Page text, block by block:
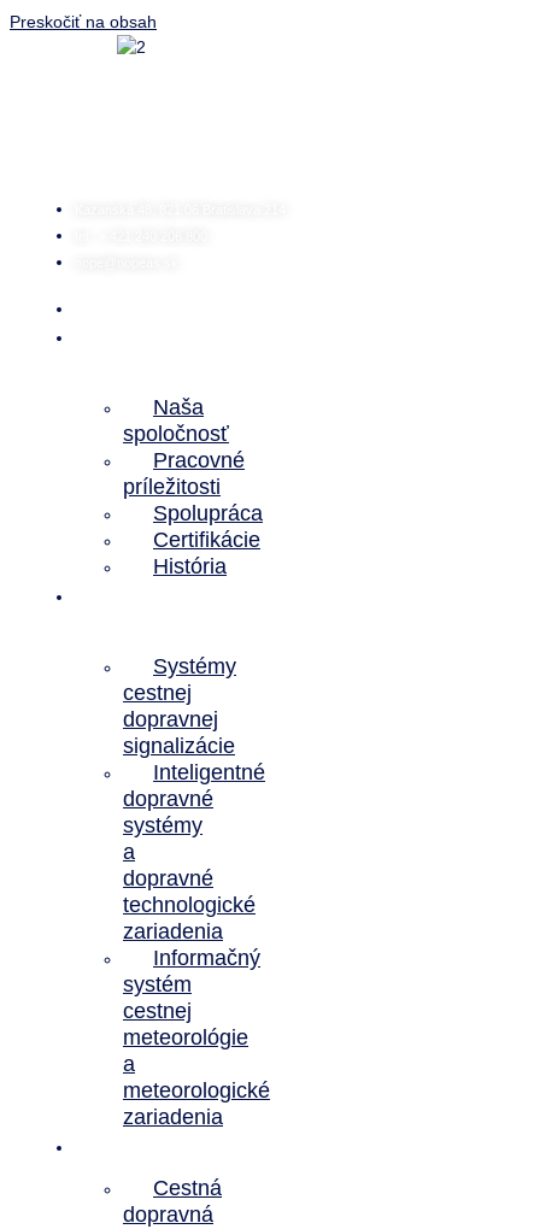
Preskočiť na obsah
Naša
spoločnosť
Pracovné
príležitosti
Spolupráca
Certifikácie
História
Systémy
cestnej
dopravnej
signalizácie
Inteligentné
dopravné
systémy
a
dopravné
technologické
zariadenia
Informačný
systém
cestnej
meteorológie
a
meteorologické
zariadenia
Cestná
dopravná